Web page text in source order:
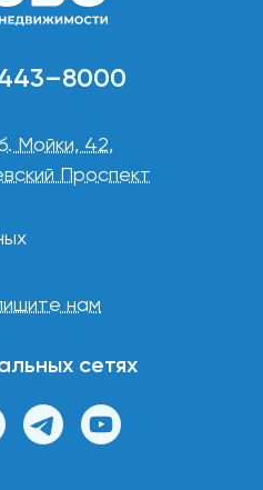
443–8000
Мойки, 42,
Проспект
нам
сетях